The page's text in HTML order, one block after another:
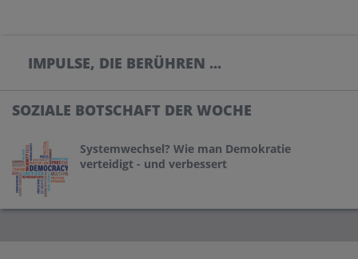
IMPULSE, DIE BERÜHREN ...
SOZIALE BOTSCHAFT DER WOCHE
Systemwechsel? Wie man Demokratie
verteidigt - und verbessert